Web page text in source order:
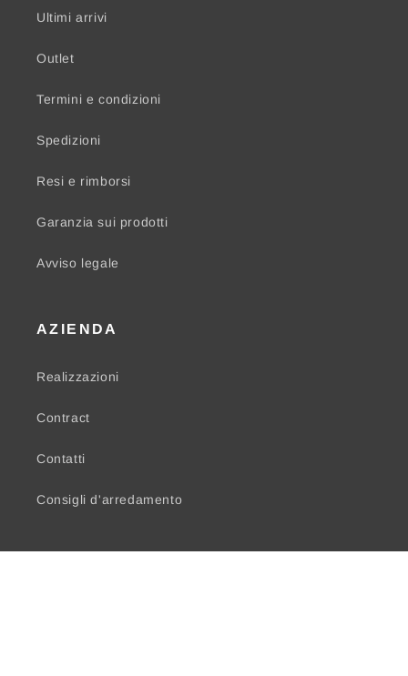
Ultimi arrivi
Outlet
Termini e condizioni
Spedizioni
Resi e rimborsi
Garanzia sui prodotti
Avviso legale
AZIENDA
Realizzazioni
Contract
Contatti
Consigli d'arredamento